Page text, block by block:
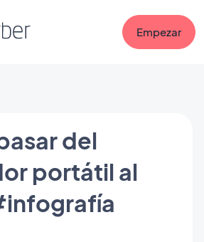
Empezar
del
portátil al